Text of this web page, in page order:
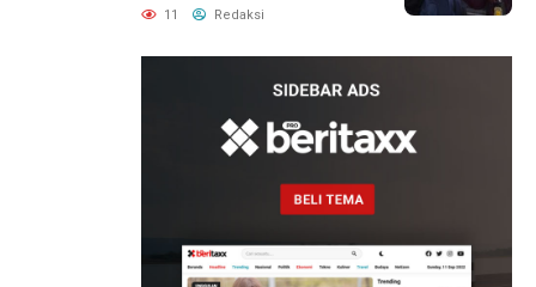
Pemanggilan Ulang BPR
11 Redaksi
14 jam lalu
Pemilik